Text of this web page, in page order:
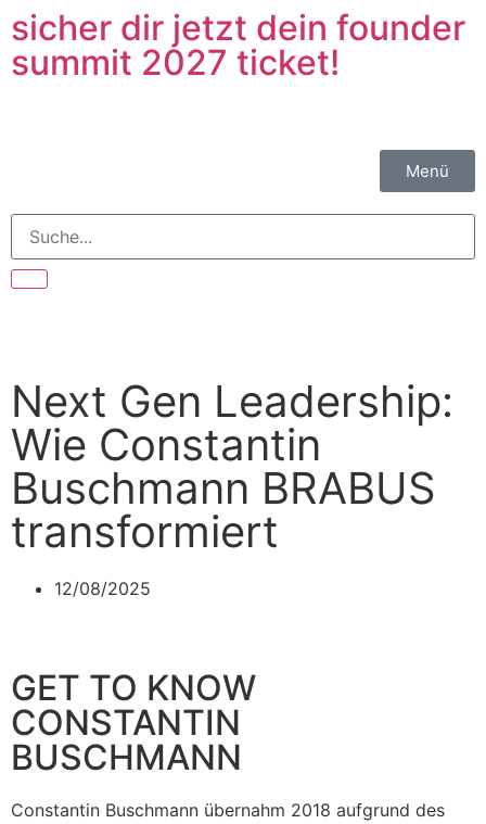
sicher dir jetzt dein founder
summit 2027 ticket!
Menü
Next Gen Leadership:
Wie Constantin
Buschmann BRABUS
transformiert
12/08/2025
GET TO KNOW
CONSTANTIN
BUSCHMANN
Constantin Buschmann übernahm 2018 aufgrund des